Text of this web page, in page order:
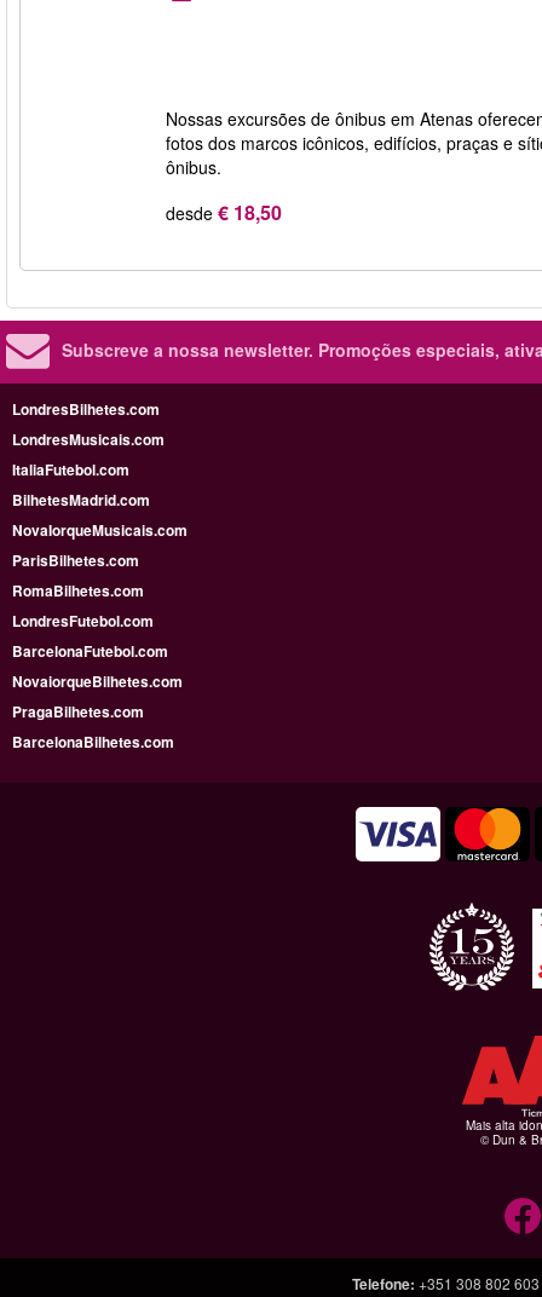
Nossas excursões de ônibus em Atenas
fotos dos marcos icônicos, edifícios, praças e
ônibus.
desde € 18,50
Subscreve a nossa newsletter. Promoções especiais,
LondresBilhetes.com
LondresMusicais.com
ItaliaFutebol.com
BilhetesMadrid.com
NovaIorqueMusicais.com
ParisBilhetes.com
RomaBilhetes.com
LondresFutebol.com
BarcelonaFutebol.com
NovaiorqueBilhetes.com
PragaBilhetes.com
BarcelonaBilhetes.com
Mais alta
© Dun &
Telefone: +351 308 802 603